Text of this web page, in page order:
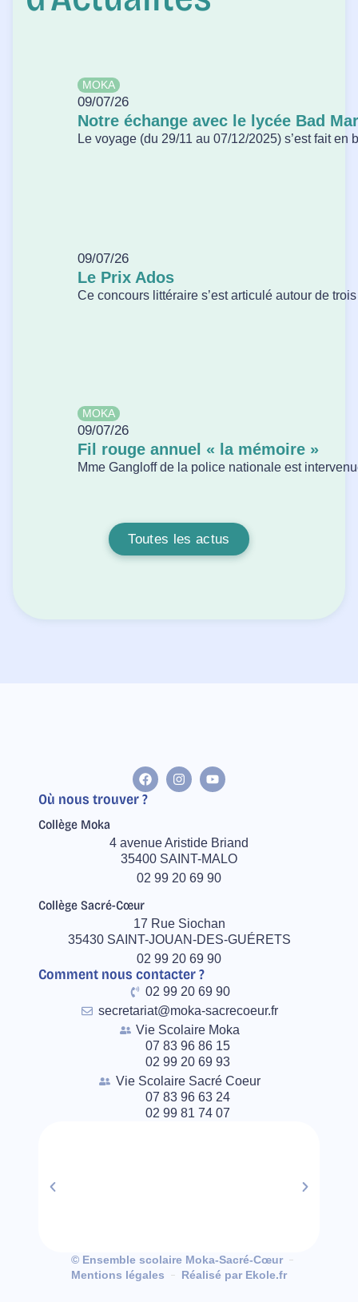
MOKA
09/07/26
Notre échange avec le lycée Bad
Le voyage (du 29/11 au 07/12/2025) s’est fait en
09/07/26
Le Prix Ados
Ce concours littéraire s’est articulé autour de
MOKA
09/07/26
Fil rouge annuel « la mémoire »
Mme Gangloff de la police nationale est
Toutes les actus
Où nous trouver ?
Collège Moka
4 avenue Aristide Briand
35400 SAINT-MALO
02 99 20 69 90
Collège Sacré-Cœur
17 Rue Siochan
35430 SAINT-JOUAN-DES-GUÉRETS
02 99 20 69 90
Comment nous contacter ?
02 99 20 69 90
secretariat@moka-sacrecoeur.fr
Vie Scolaire Moka
07 83 96 86 15
02 99 20 69 93
Vie Scolaire Sacré Coeur
07 83 96 63 24
02 99 81 74 07
© Ensemble scolaire Moka-Sacré-Cœur
Mentions légales
Réalisé par Ekole.fr